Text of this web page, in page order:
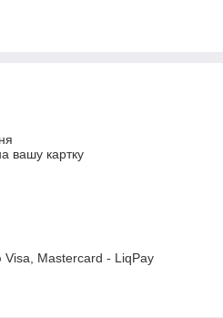
вашу картку
Mastercard - LiqPay